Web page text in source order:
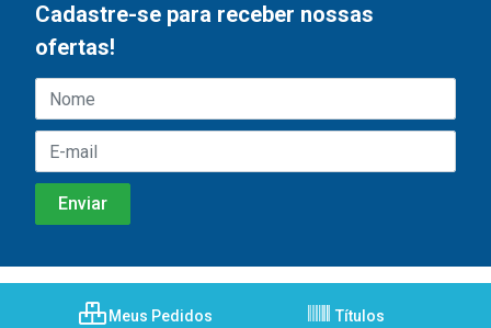
Cadastre-se para receber nossas
ofertas!
Meus Pedidos Títulos